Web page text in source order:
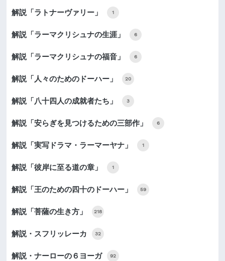
解説「ラトナーヴァリー」 1
解説「ラーマクリシュナの生涯」 6
解説「ラーマクリシュナの福音」 6
解説「人々のためのドーハー」 20
解説「八十四人の成就者たち」 3
解説「安らぎを見つけるための三部作」 6
解説「実写ドラマ・ラーマーヤナ」 1
解説「彼岸に至る道の章」 1
解説「王のための四十のドーハー」 59
解説「菩薩の生き方」 218
解説・スフリッレーカ 32
解説・ナーローの６ヨーガ 92